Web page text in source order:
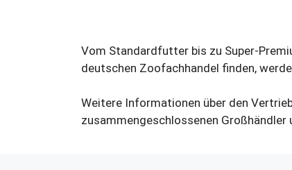
Vom Standardfutter bis zu Super-
deutschen Zoofachhandel finden,
Weitere Informationen über den
zusammengeschlossenen Großhändler